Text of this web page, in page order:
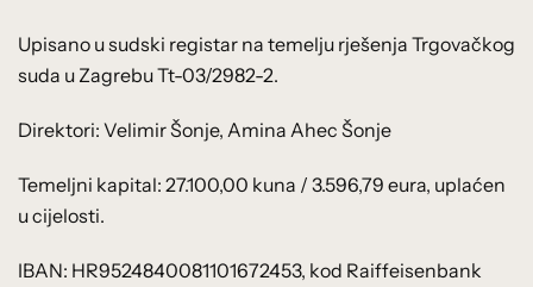
Upisano u sudski registar na temelju rješenja Trgovačkog
suda u Zagrebu Tt-03/2982-2.
Direktori: Velimir Šonje, Amina Ahec Šonje
Temeljni kapital: 27.100,00 kuna / 3.596,79 eura, uplaćen
u cijelosti.
IBAN: HR9524840081101672453, kod Raiffeisenbank